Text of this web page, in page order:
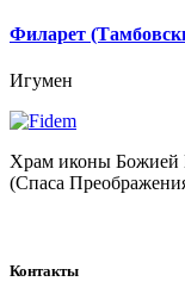
Филарет
Игумен
Храм иконы Божией
(Спаса
Контакты